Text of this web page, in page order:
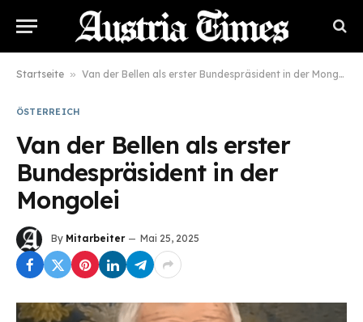
Startseite » Van der Bellen als erster Bundespräsident in der Mongolei
ÖSTERREICH
Van der Bellen als erster
Bundespräsident in der
Mongolei
By Mitarbeiter Mai 25, 2025